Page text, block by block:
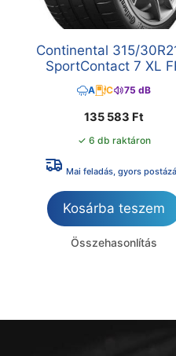
Continental 315/
SportContact 7 XL
A C 75 dB
135 583 Ft
✓ 6 db raktáron
Mai feladás, gyors
Kosárba teszem
Összehasonlítás